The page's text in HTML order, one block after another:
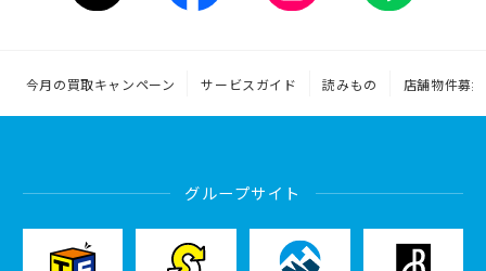
今月の買取キャンペーン サービスガイド 読みもの 店舗物件募集
グループサイト